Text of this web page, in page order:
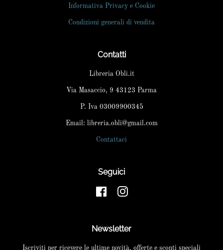
Informativa Privacy e Cookie
Condizioni generali di vendita
Contatti
Libreria Obli.it
Via Masaccio, 9 43123 Parma
P. Iva 03009900345
Email: libreria.obli@gmail.com
Contattaci
Seguici
FacebookInstagram
Newsletter
Iscriviti per ricevere le ultime novità, offerte e sconti speciali